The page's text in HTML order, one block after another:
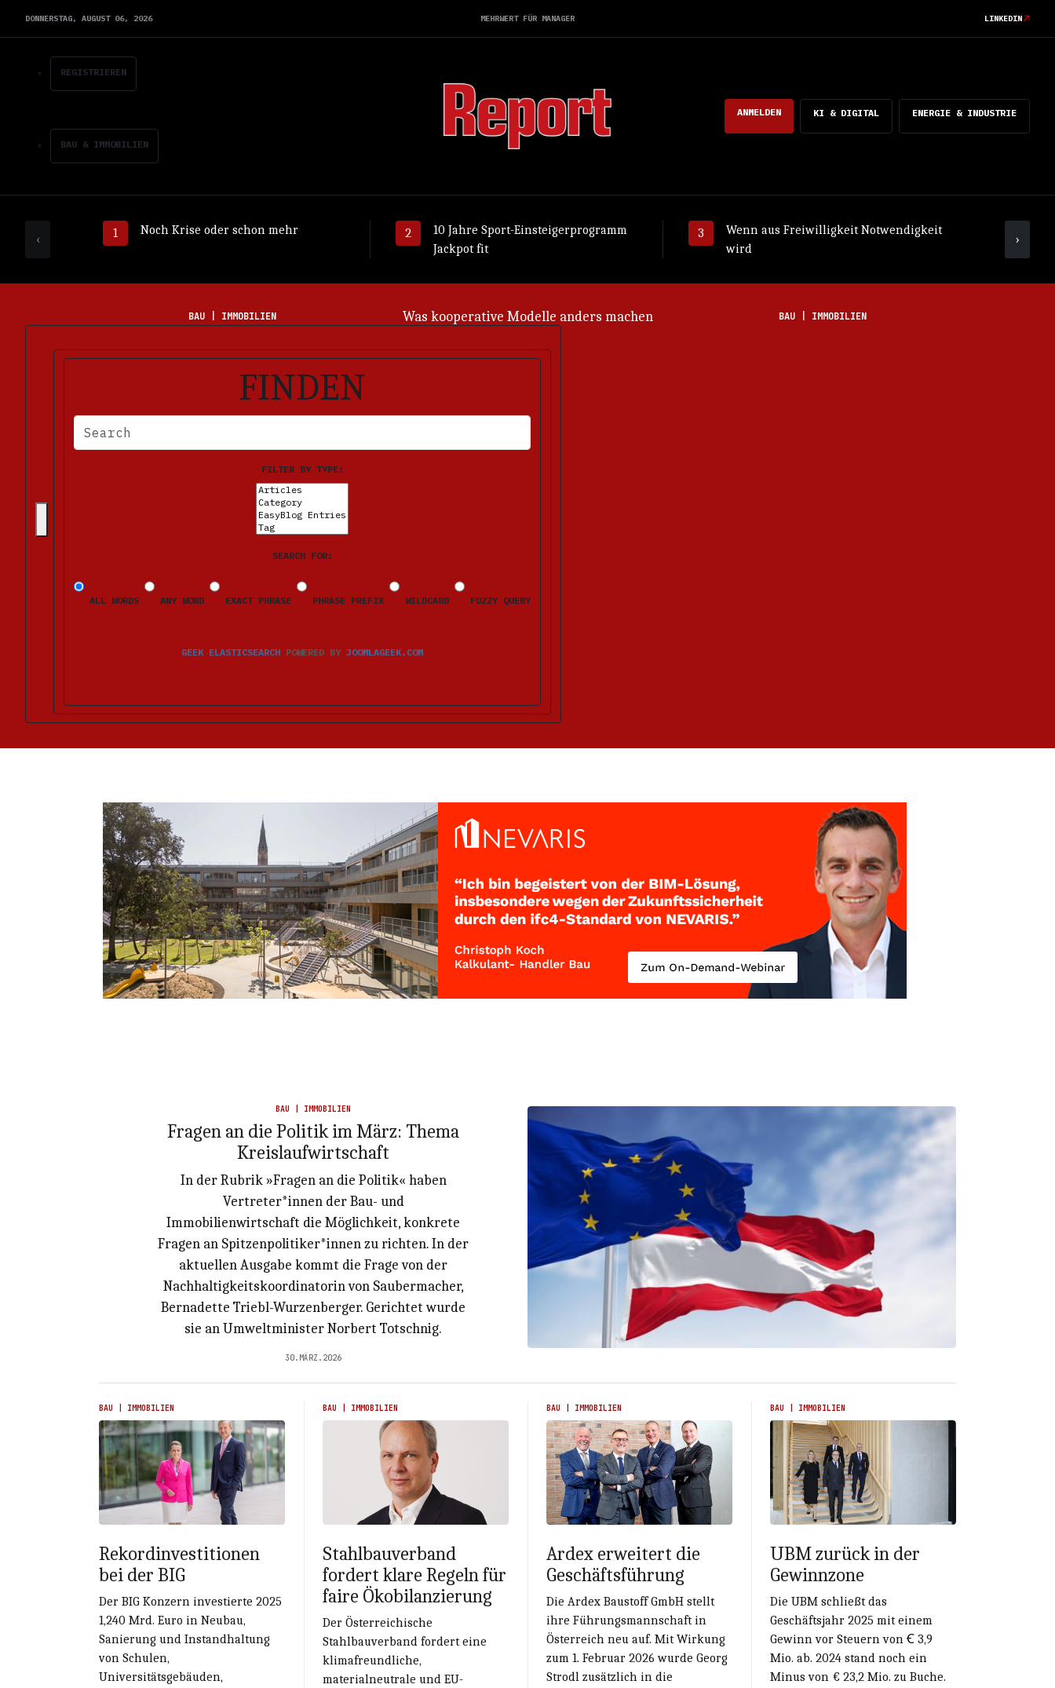
DONNERSTAG, AUGUST 06, 2026 MEHRWERT FÜR MANAGER LINKEDIN
ANMELDEN KI & DIGITAL ENERGIE & INDUSTRIE
REGISTRIEREN
BAU & IMMOBILIEN
Noch Krise oder schon mehr
10 Jahre Sport-Einsteigerprogramm
Jackpot fit
Wenn aus Freiwilligkeit Notwendigkeit
wird
‹ ›
BAU | IMMOBILIEN Was kooperative Modelle anders machen BAU | IMMOBILIEN
FINDEN
BITTE FÜLLEN SIE DIE ERFORDERLICHEN FELDER AUS. FEHLERMELDUNGEN ERSCHEINEN NACH DEM ABSENDEN BEIM JEWEILIGEN FELD.
FILTER BY TYPE:
SEARCH FOR:
ALL WORDS ANY WORD EXACT PHRASE PHRASE PREFIX WILDCARD FUZZY QUERY
GEEK ELASTICSEARCH POWERED BY JOOMLAGEEK.COM
BAU | IMMOBILIEN
Fragen an die Politik im März: Thema
Kreislaufwirtschaft
In der Rubrik »Fragen an die Politik« haben
Vertreter*innen der Bau- und
Immobilienwirtschaft die Möglichkeit, konkrete
Fragen an Spitzenpolitiker*innen zu richten. In der
aktuellen Ausgabe kommt die Frage von der
Nachhaltigkeitskoordinatorin von Saubermacher,
Bernadette Triebl-Wurzenberger. Gerichtet wurde
sie an Umweltminister Norbert Totschnig.
30.MÄRZ.2026
BAU | IMMOBILIEN
Rekordinvestitionen
bei der BIG
Der BIG Konzern investierte 2025
1,240 Mrd. Euro in Neubau,
Sanierung und Instandhaltung
von Schulen,
Universitätsgebäuden,
BAU | IMMOBILIEN
Stahlbauverband
fordert klare Regeln für
faire Ökobilanzierung
Der Österreichische
Stahlbauverband fordert eine
klimafreundliche,
materialneutrale und EU-
BAU | IMMOBILIEN
Ardex erweitert die
Geschäftsführung
Die Ardex Baustoff GmbH stellt
ihre Führungsmannschaft in
Österreich neu auf. Mit Wirkung
zum 1. Februar 2026 wurde Georg
Strodl zusätzlich in die
BAU | IMMOBILIEN
UBM zurück in der
Gewinnzone
Die UBM schließt das
Geschäftsjahr 2025 mit einem
Gewinn vor Steuern von Ꞓ 3,9
Mio. ab. 2024 stand noch ein
Minus von € 23,2 Mio. zu Buche.